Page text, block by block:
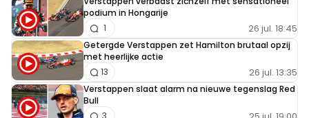
podium in Hongarije
26 jul. 18:45
1
Getergde Verstappen zet Hamilton brutaal opzij
met heerlijke actie
26 jul. 13:35
13
Verstappen slaat alarm na nieuwe tegenslag Red
Bull